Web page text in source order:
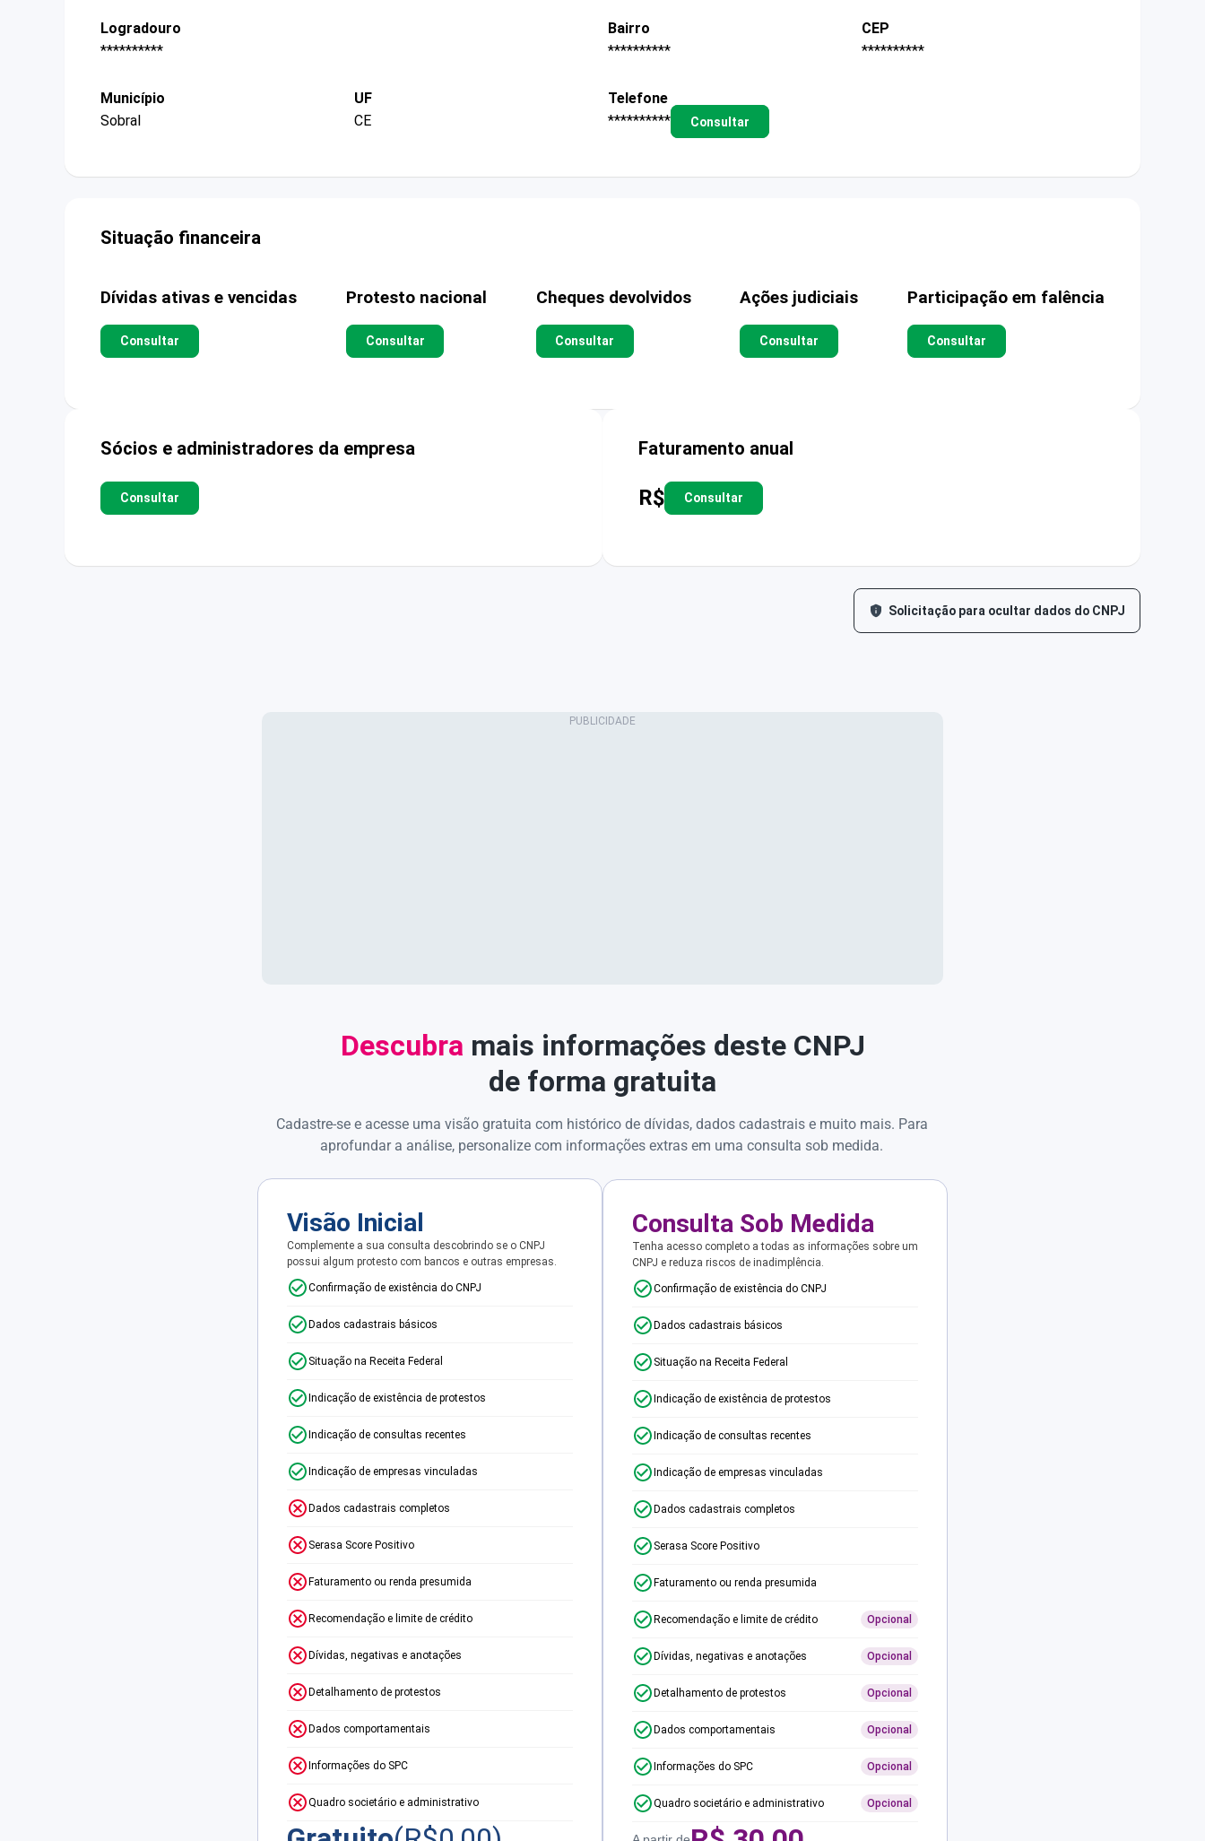
Logradouro
**********
Bairro
**********
CEP
**********
Município
Sobral
UF
CE
Telefone
**********
Consultar
Situação financeira
Dívidas ativas e vencidas
Consultar
Protesto nacional
Consultar
Cheques devolvidos
Consultar
Ações judiciais
Consultar
Participação em falência
Consultar
Sócios e administradores da empresa
Consultar
Faturamento anual
R$ Consultar
Solicitação para ocultar dados do CNPJ
Descubra mais informações deste CNPJ
de forma gratuita
Cadastre-se e acesse uma visão gratuita com histórico de dívidas, dados cadastrais e muito mais. Para
aprofundar a análise, personalize com informações extras em uma consulta sob medida.
Visão Inicial
Complemente a sua consulta descobrindo se o CNPJ
possui algum protesto com bancos e outras empresas.
Confirmação de existência do CNPJ
Dados cadastrais básicos
Situação na Receita Federal
Indicação de existência de protestos
Indicação de consultas recentes
Indicação de empresas vinculadas
Dados cadastrais completos
Serasa Score Positivo
Faturamento ou renda presumida
Recomendação e limite de crédito
Dívidas, negativas e anotações
Detalhamento de protestos
Dados comportamentais
Informações do SPC
Quadro societário e administrativo
Consulta Sob Medida
Tenha acesso completo a todas as informações sobre um
CNPJ e reduza riscos de inadimplência.
Confirmação de existência do CNPJ
Dados cadastrais básicos
Situação na Receita Federal
Indicação de existência de protestos
Indicação de consultas recentes
Indicação de empresas vinculadas
Dados cadastrais completos
Serasa Score Positivo
Faturamento ou renda presumida
Recomendação e limite de crédito Opcional
Dívidas, negativas e anotações Opcional
Detalhamento de protestos Opcional
Dados comportamentais Opcional
Informações do SPC Opcional
Quadro societário e administrativo Opcional